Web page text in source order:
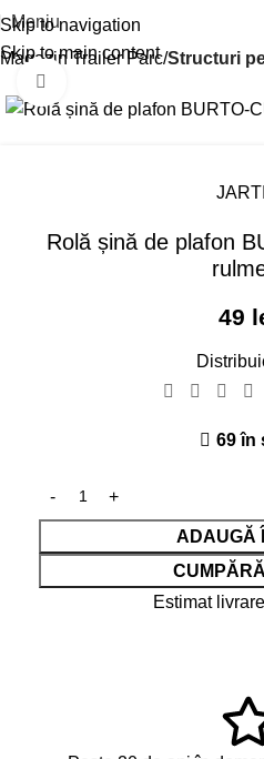
Skip to navigation
Skip to main content
Meniu
Magazin Trailer Parc Structuri
Rolă șină de plafon
49
69 în
ADAUGĂ
Estimat